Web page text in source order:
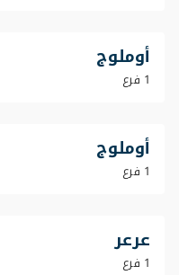
أوملوج
1 فرع
أوملوج
1 فرع
عرعر
1 فرع